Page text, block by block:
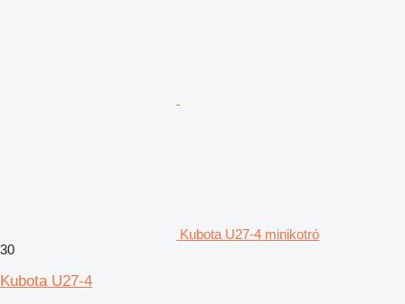
Kubota U27-4 minikotró
30
Kubota U27-4